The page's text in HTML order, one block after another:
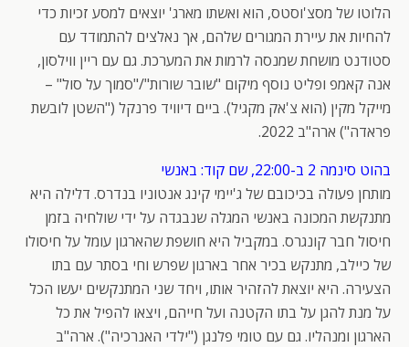
הלוטו של מסצ'וסטס, הוא ואשתו מארג' יוצאים למסע זכיות כדי
להחיות את עיירת המגורים שלהם, אך נאלצים להתמודד עם
סטודנט מושחת שמנסה לרמות את המערכת. גם עם ריין ווילסון,
אנה קאמפ ופליט נוסף מיקום "שובר שורות"/"סמוך על סול" –
מייקל מקין (הוא צ'אק מקגיל). ביים דיוויד פרנקל ("השטן לובשת
פראדה") ארה"ב 2022.
בהוט סינמה 2 ב-22:00, שם קוד: באנשי
מותחן פעולה בכיכובם של ג'יימי קינג אנטוניו בנדרס. דלילה היא
מתנקשת המכונה באנשי המגלה שנבגדה על ידי שולחיה בזמן
חיסול חבר קונגרס. במקביל היא חושפת שהארגון עומל על חיסולו
של כיילב, מתנקש בכיר אחר בארגון שפרש וחי בסתר עם בתו
הצעירה. היא יוצאת להזהיר אותו, ויחד שני המתנקשים יעשו הכל
על מנת להגן על בתו הקטנה ועל חייהם, ויצאו להפיל את כל
הארגון ומנהליו. גם עם טומי פלנגן ("ילדי האנרכיה"). ארה"ב